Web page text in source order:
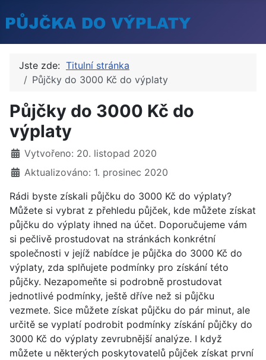
Jste zde: Titulní stránka
Půjčky do 3000 Kč do výplaty
Půjčky do 3000 Kč do
výplaty
Základní údaje
Vytvořeno: 20. listopad 2020
Aktualizováno: 1. prosinec 2020
Rádi byste získali půjčku do 3000 Kč do výplaty?
Můžete si vybrat z přehledu půjček, kde můžete získat
půjčku do výplaty ihned na účet. Doporučujeme vám
si pečlivě prostudovat na stránkách konkrétní
společnosti v jejíž nabídce je půjčka do 3000 Kč do
výplaty, zda splňujete podmínky pro získání této
půjčky. Nezapomeňte si podrobně prostudovat
jednotlivé podmínky, ještě dříve než si půjčku
vezmete. Sice můžete získat půjčku do pár minut, ale
určitě se vyplatí podrobit podmínky získání půjčky do
3000 Kč do výplaty zevrubnější analýze. I když
můžete u některých poskytovatelů půjček získat první